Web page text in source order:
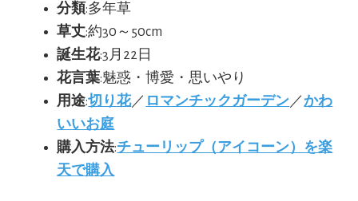
分類:多年草
草丈:約30～50cm
誕生花:3月22日
花言葉:魅惑・博愛・思いやり
用途:切り花／ ロマンチックガーデン ／かわ
いいお庭
購入方法:チューリップ（アイコーン）を楽
天で購入